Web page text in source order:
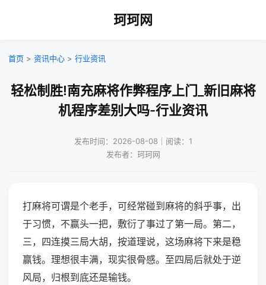
珂珂网
首页 > 资讯中心 > 行业资讯
轻松制胜!南充麻将作弊程序上门_新旧麻将
机程序差别大吗-行业资讯
发布时间：2026-08-08｜阅读：1
发布者：珂珂网
打麻将可谓是个老手，可经常碰到麻将的斜乎事，出
于习惯，不赢头一把，敷衍了事过了第一局。第二，
三，四连摸三局大胡，按道理说，这场麻将下来是稳
赢钱。理想很丰满，现实很骨感。至四局后就处于逆
风局，归根到底还是输钱。